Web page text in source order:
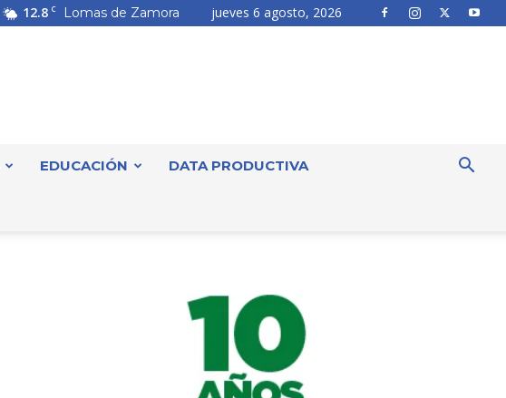
12.8 C Lomas de Zamora jueves 6 agosto, 2026
EDUCACIÓN DATA PRODUCTIVA